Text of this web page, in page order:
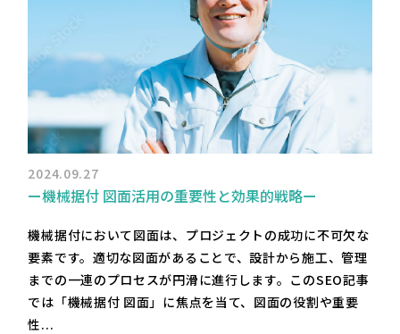
2024.09.27
ー機械据付 図面活用の重要性と効果的戦略ー
機械据付において図面は、プロジェクトの成功に不可欠な
要素です。適切な図面があることで、設計から施工、管理
までの一連のプロセスが円滑に進行します。このSEO記事
では「機械据付 図面」に焦点を当て、図面の役割や重要
性...